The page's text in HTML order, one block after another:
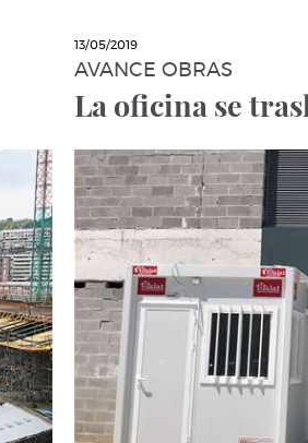
13/05/2019
AVANCE OBRAS
La oficina se